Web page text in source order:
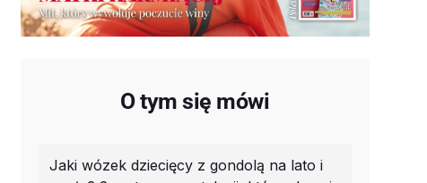
O tym się mówi
Jaki wózek dziecięcy z gondolą na lato i